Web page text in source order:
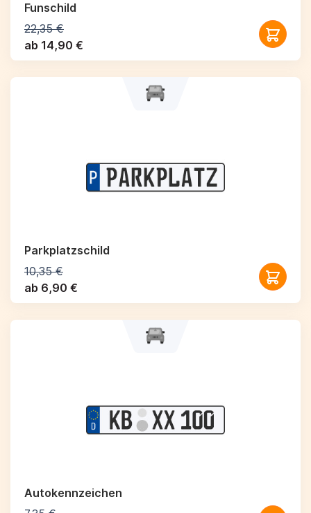
Funschild
22,35 €
ab 14,90 €
Parkplatzschild
10,35 €
ab 6,90 €
Autokennzeichen